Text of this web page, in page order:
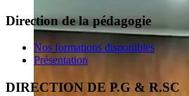
Direction de la pédagogie
Nos formations disponibles
Présentation
DIRECTION DE P.G & R.SC